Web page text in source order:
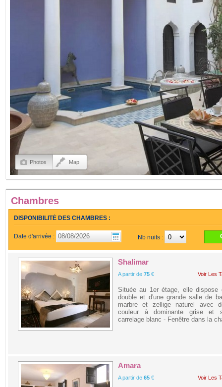
Photos Map
Chambres
DISPONIBILITÉ DES CHAMBRES :
Date d'arrivée : Nb nuits :
Shalimar
A partir de 75 € Voir Les
Située au 1er étage, elle dispose
double et d'une grande salle de
marbre et zellige naturel avec
couleur à dominante grise et
carrelage blanc - Fenêtre dans la
Amara
A partir de 65 € Voir Les